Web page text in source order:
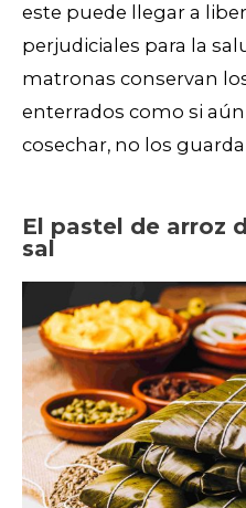
este puede llegar a
perjudiciales para la
matronas conservan
enterrados como si
cosechar, no los
El pastel de arroz
sal